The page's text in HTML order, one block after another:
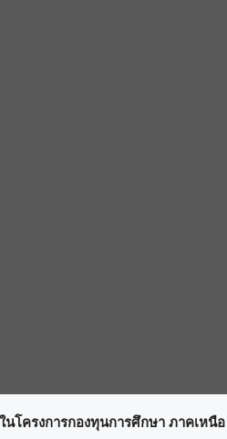
โครงการกองทุนการศึกษา ภาคเหนือ